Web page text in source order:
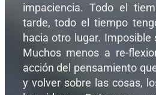
impaciencia. Todo el
tarde, todo el tiempo
hacia otro lugar. Imposible
Muchos menos a re-
acción del pensamiento
y volver sobre las cosas,